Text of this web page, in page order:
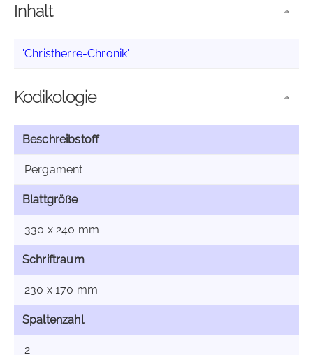
Inhalt
'Christherre-Chronik'
Kodikologie
Beschreibstoff
Pergament
Blattgröße
330 x 240 mm
Schriftraum
230 x 170 mm
Spaltenzahl
2